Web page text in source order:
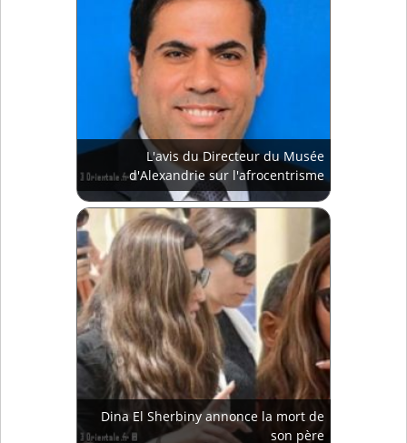
L'avis du Directeur du Musée
d'Alexandrie sur l'afrocentrisme
Dina El Sherbiny annonce la mort de
son père